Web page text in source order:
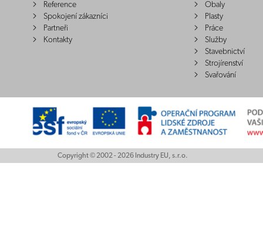
Reference
Spokojení zákazníci
Partneři
Kontakty
Obaly
Plasty
Práce
Služby
Stavebnictví
Strojírenství
Svařování
Copyright © 2002 - 2026 Industry EU, s.r.o.